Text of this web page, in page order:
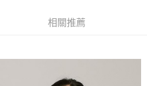
相關推薦